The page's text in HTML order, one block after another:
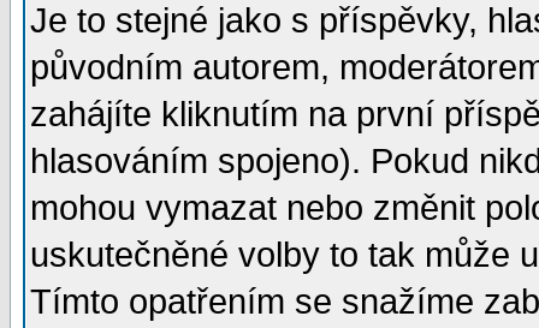
Je to stejné jako s příspěvky,
původním autorem,
zahájíte kliknutím na první
hlasováním spojeno). Pokud
mohou vymazat nebo změnit
uskutečněné volby to tak může
Tímto opatřením se snažíme